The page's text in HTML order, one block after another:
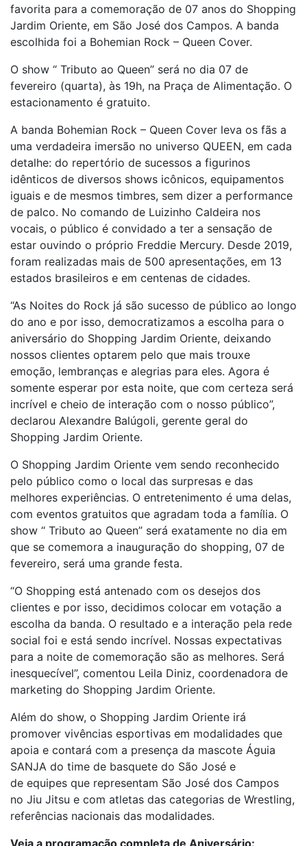
favorita para a comemoração de 07 anos do Shopping
Jardim Oriente, em São José dos Campos. A banda
escolhida foi a Bohemian Rock – Queen Cover.
O show “ Tributo ao Queen” será no dia 07 de
fevereiro (quarta), às 19h, na Praça de Alimentação. O
estacionamento é gratuito.
A banda Bohemian Rock – Queen Cover leva os fãs a
uma verdadeira imersão no universo QUEEN, em cada
detalhe: do repertório de sucessos a figurinos
idênticos de diversos shows icônicos, equipamentos
iguais e de mesmos timbres, sem dizer a performance
de palco. No comando de Luizinho Caldeira nos
vocais, o público é convidado a ter a sensação de
estar ouvindo o próprio Freddie Mercury. Desde 2019,
foram realizadas mais de 500 apresentações, em 13
estados brasileiros e em centenas de cidades.
“As Noites do Rock já são sucesso de público ao longo
do ano e por isso, democratizamos a escolha para o
aniversário do Shopping Jardim Oriente, deixando
nossos clientes optarem pelo que mais trouxe
emoção, lembranças e alegrias para eles. Agora é
somente esperar por esta noite, que com certeza será
incrível e cheio de interação com o nosso público”,
declarou Alexandre Balúgoli, gerente geral do
Shopping Jardim Oriente.
O Shopping Jardim Oriente vem sendo reconhecido
pelo público como o local das surpresas e das
melhores experiências. O entretenimento é uma delas,
com eventos gratuitos que agradam toda a família. O
show “ Tributo ao Queen” será exatamente no dia em
que se comemora a inauguração do shopping, 07 de
fevereiro, será uma grande festa.
“O Shopping está antenado com os desejos dos
clientes e por isso, decidimos colocar em votação a
escolha da banda. O resultado e a interação pela rede
social foi e está sendo incrível. Nossas expectativas
para a noite de comemoração são as melhores. Será
inesquecível”, comentou Leila Diniz, coordenadora de
marketing do Shopping Jardim Oriente.
Além do show, o Shopping Jardim Oriente irá
promover vivências esportivas em modalidades que
apoia e contará com a presença da mascote Águia
SANJA do time de basquete do São José e
de equipes que representam São José dos Campos
no Jiu Jitsu e com atletas das categorias de Wrestling,
referências nacionais das modalidades.
Veja a programação completa de Aniversário: